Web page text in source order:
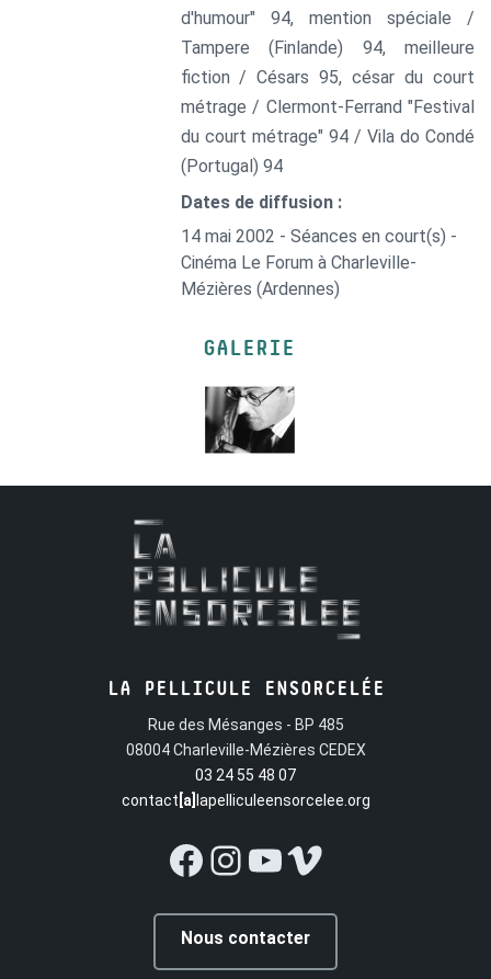
d'humour" 94, mention spéciale /
Tampere (Finlande) 94, meilleure
fiction / Césars 95, césar du court
métrage / Clermont-Ferrand "Festival
du court métrage" 94 / Vila do Condé
(Portugal) 94
Dates de diffusion :
14 mai 2002 - Séances en court(s) -
Cinéma Le Forum à Charleville-
Mézières (Ardennes)
GALERIE
LA PELLICULE ENSORCELÉE
Rue des Mésanges - BP 485
08004 Charleville-Mézières CEDEX
03 24 55 48 07
contact [a] lapelliculeensorcelee.org
Facebook
Instagram
YouTube
Vimeo
Nous contacter